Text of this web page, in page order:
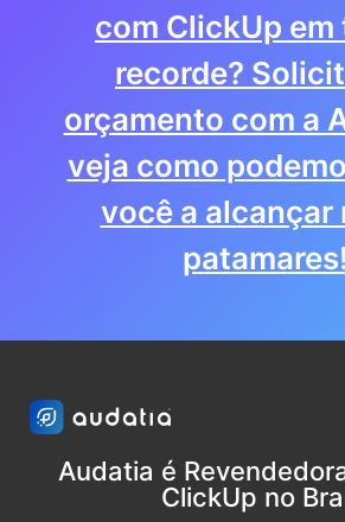
com ClickUp em
recorde?
orçamento com a
veja como
você a alcançar
patamares!
Audatia é
ClickUp no